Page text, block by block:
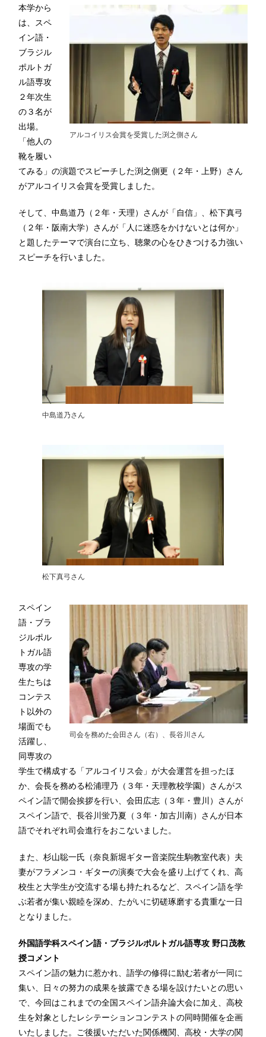
アルコイリス会賞を受賞した渕之側さん
本学から
は、スペ
イン語・
ブラジル
ポルトガ
ル語専攻
２年次生
の３名が
出場。
「他人の
靴を履い
てみる」の演題でスピーチした渕之側更（２年・上野）さん
がアルコイリス会賞を受賞しました。
そして、中島道乃（２年・天理）さんが「自信」、松下真弓
（２年・阪南大学）さんが「人に迷惑をかけないとは何か」
と題したテーマで演台に立ち、聴衆の心をひきつける力強い
スピーチを行いました。
中島道乃さん
松下真弓さん
司会を務めた会田さん（右）、長谷川さん
スペイン
語・ブラ
ジルポル
トガル語
専攻の学
生たちは
コンテス
ト以外の
場面でも
活躍し、
同専攻の
学生で構成する「アルコイリス会」が大会運営を担ったほ
か、会長を務める松浦理乃（３年・天理教校学園）さんがス
ペイン語で開会挨拶を行い、会田広志（３年・豊川）さんが
スペイン語で、長谷川蛍乃夏（３年・加古川南）さんが日本
語でそれぞれ司会進行をおこないました。
また、杉山聡一氏（奈良新堀ギター音楽院生駒教室代表）夫
妻がフラメンコ・ギターの演奏で大会を盛り上げてくれ、高
校生と大学生が交流する場も持たれるなど、スペイン語を学
ぶ若者が集い親睦を深め、たがいに切磋琢磨する貴重な一日
となりました。
外国語学科スペイン語・ブラジルポルトガル語専攻 野口茂教
授コメント
スペイン語の魅力に惹かれ、語学の修得に励む若者が一同に
集い、日々の努力の成果を披露できる場を設けたいとの思い
で、今回はこれまでの全国スペイン語弁論大会に加え、高校
生を対象としたレシテーションコンテストの同時開催を企画
いたしました。ご後援いただいた関係機関、高校・大学の関